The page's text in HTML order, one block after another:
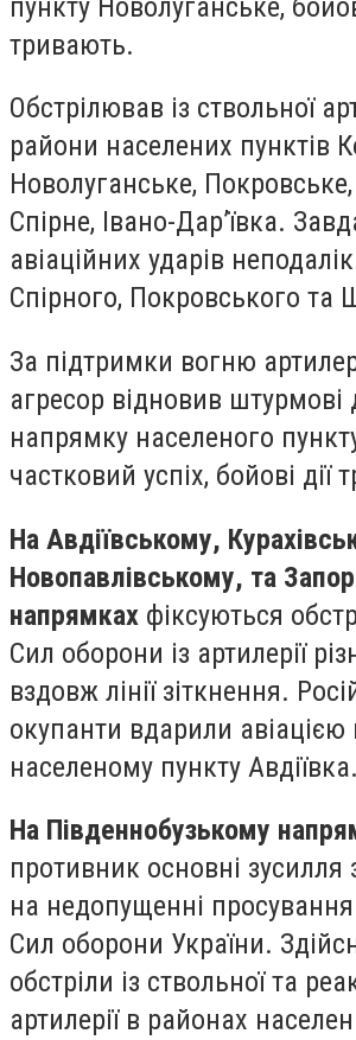
пункту Новолуганське,
тривають.
Обстрілював із ствольної
райони населених пунктів
Новолуганське,
Спірне, Івано-Дар’ївка.
авіаційних ударів
Спірного, Покровського та
За підтримки вогню
агресор відновив штурмові
напрямку населеного
частковий успіх, бойові дії
На Авдіївському,
Новопавлівському, та
напрямках фіксуються
Сил оборони із артилерії
вздовж лінії зіткнення.
окупанти вдарили авіацією
населеному пункту Авдіївка.
На Південнобузькому
противник основні зусилля
на недопущенні просування
Сил оборони України.
обстріли із ствольної та
артилерії в районах